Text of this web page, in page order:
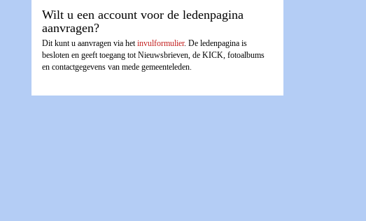
Wilt u een account voor de ledenpagina
aanvragen?
Dit kunt u aanvragen via hetinvulformulier. De ledenpagina is
besloten en geeft toegang tot Nieuwsbrieven, de KICK, fotoalbums
en contactgegevens van mede gemeenteleden.